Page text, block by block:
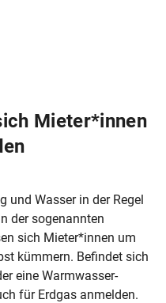
Mieter*innen
und Wasser in der Regel
der sogenannten
sich Mieter*innen um
kümmern. Befindet sich
eine Warmwasser-
für Erdgas anmelden.